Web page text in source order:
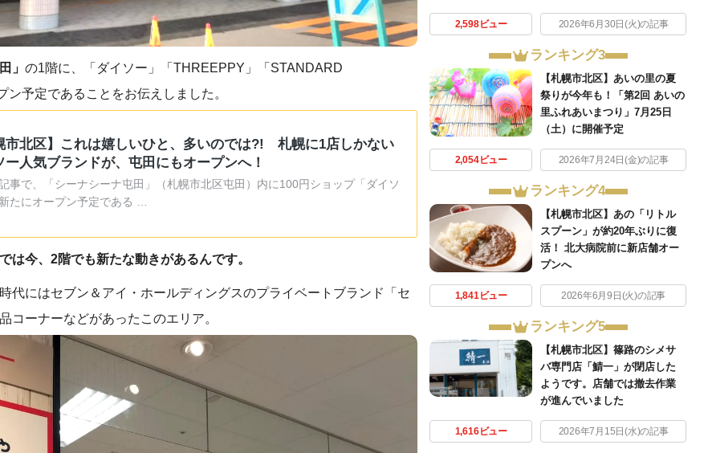
」 の1階に、「ダイソー」「THREEPPY」「STANDARD
予定であることをお伝えしました。
市北区】これは嬉しいひと、多いのでは?! 札幌に1店しかない
ー人気ブランドが、屯田にもオープンへ！
事で、「シーナシーナ屯田」（札幌市北区屯田）内に100円ショップ「ダイソ
たにオープン予定である …
は今、2階でも新たな動きがあるんです。
代にはセブン＆アイ・ホールディングスのプライベートブランド「セ
コーナーなどがあったこのエリア。
2,598ビュー 2026年6月30日(火)の記事
ランキング3
【札幌市北区】あいの里の夏
祭りが今年も！「第2回 あいの
里ふれあいまつり」7月25日
（土）に開催予定
2,054ビュー 2026年7月24日(金)の記事
ランキング4
【札幌市北区】あの「リトル
スプーン」が約20年ぶりに復
活！ 北大病院前に新店舗オー
プンへ
1,841ビュー 2026年6月9日(火)の記事
ランキング5
【札幌市北区】篠路のシメサ
バ専門店「鯖一」が閉店した
ようです。店舗では撤去作業
が進んでいました
1,616ビュー 2026年7月15日(水)の記事